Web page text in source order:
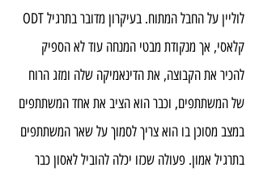
קלאסי, אך מנקודת מבטי המנחה עוד לא הספיק
להכיר את הקבוצה, את הדינאמיקה שלה ומזג הרוח
של המשתתפים, וכבר הוא הציב את אחד המשתתפים
במצב מסוכן בו הוא צריך לסמוך על שאר המשתתפים
בתרגיל אמון. פעולה שכזו יכלה להוביל לאסון כבר